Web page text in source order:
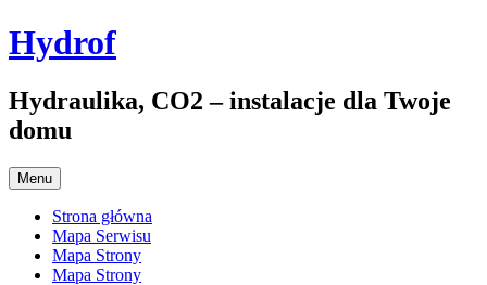
Przejdź
do
Hydrof
Hydraulika, CO2 – instalacje dla Twoje
domu
Menu
Strona główna
Mapa Serwisu
Mapa Strony
Mapa Strony